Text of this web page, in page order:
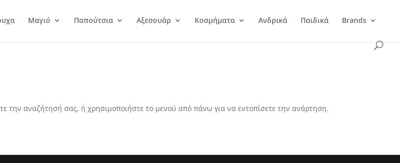
Μαγιό Παπούτσια Αξεσουάρ Κοσμήματα Ανδρικά Παιδικά Brands
την αναζήτησή σας, ή χρησιμοποιήστε το μενού από πάνω για να εντοπίσετε την ανάρτηση.